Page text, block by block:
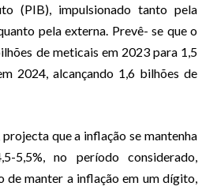
(PIB), impulsionado tanto pela
pela externa. Prevê- se que o
de meticais em 2023 para 1,5
2024, alcançando 1,6 bilhões de
que a inflação se mantenha
5,5%, no período considerado,
de manter a inflação em um dígito,